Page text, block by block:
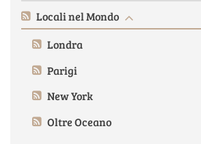
Locali nel Mondo
Londra
Parigi
New York
Oltre Oceano